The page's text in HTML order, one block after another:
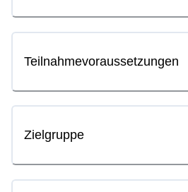
Teilnahmevoraussetzungen
Zielgruppe